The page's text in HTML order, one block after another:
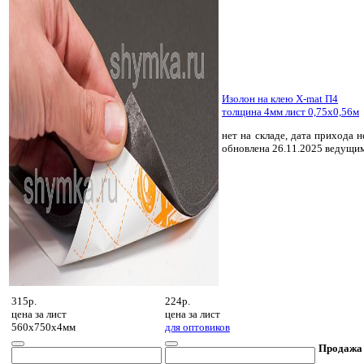
Изолон на клею X-mat П4
толщина 4мм лист 0,75х0,56м
нет на складе, дата прихода
обновлена 26.11.2025
315р.
цена за лист
560х750х4мм
224р.
цена за лист
для оптовиков
Продажа